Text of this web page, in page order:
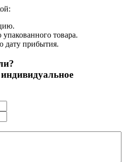
товара.
дату прибытия.